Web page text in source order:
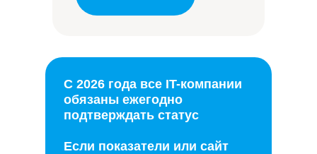
С 2026 года все IT-компании
обязаны ежегодно
подтверждать статус
Если показатели или сайт